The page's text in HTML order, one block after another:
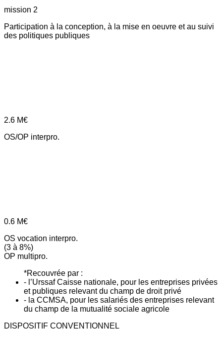
mission 2
Participation à la conception, à la mise en oeuvre et au suivi
des politiques publiques
2.6 M€
OS/OP interpro.
0.6 M€
OS vocation interpro.
(3 à 8%)
OP multipro.
*Recouvrée par :
- l’Urssaf Caisse nationale, pour les entreprises privées
et publiques relevant du champ de droit privé
- la CCMSA, pour les salariés des entreprises relevant
du champ de la mutualité sociale agricole
DISPOSITIF CONVENTIONNEL